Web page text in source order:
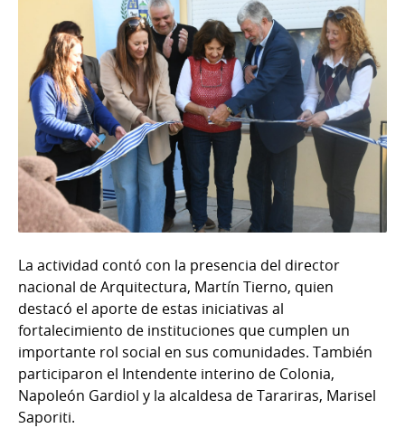
La actividad contó con la presencia del director
nacional de Arquitectura, Martín Tierno, quien
destacó el aporte de estas iniciativas al
fortalecimiento de instituciones que cumplen un
importante rol social en sus comunidades. También
participaron el Intendente interino de Colonia,
Napoleón Gardiol y la alcaldesa de Tarariras, Marisel
Saporiti.